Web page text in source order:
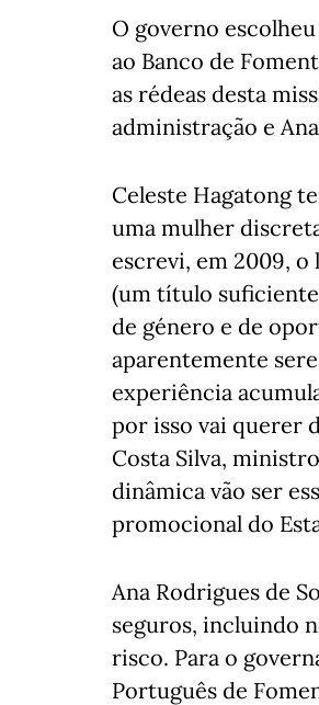
O governo
ao Banco de
as rédeas desta
administração e
Celeste Hagatong
uma mulher
escrevi, em 2009, o
(um título
de género e de
aparentemente
experiência
por isso vai querer
Costa Silva,
dinâmica vão ser
promocional do
Ana Rodrigues de
seguros, incluindo
risco. Para o
Português de